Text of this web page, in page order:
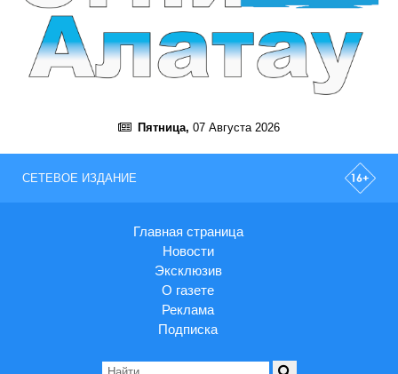
Пятница, 07 Августа 2026
СЕТЕВОЕ ИЗДАНИЕ
Главная страница
Новости
Эксклюзив
О газете
Реклама
Подписка